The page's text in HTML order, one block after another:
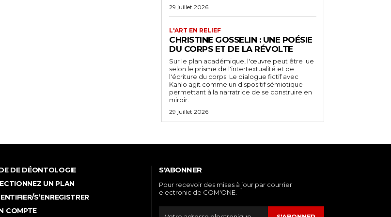
29 juillet 2026
L'ART EN RELIEF
CHRISTINE GOSSELIN : UNE POÉSIE
DU CORPS ET DE LA RÉVOLTE
Sur le plan académique, l'œuvre peut être lue
selon le prisme de l'intertextualité et de
l'écriture du corps. Le dialogue fictif avec
Kahlo agit comme un dispositif sémiotique
permettant à la narratrice de se construire en
miroir.
29 juillet 2026
DE DÉONTOLOGIE
UN PLAN
S’ENREGISTRER
COMPTE
S'ABONNER
Pour recevoir des mises à jour par courrier
electronic de COM'ONE.